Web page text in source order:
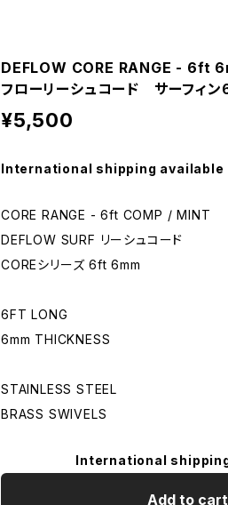
DEFLOW CORE RANGE - 6ft
フローリーシュコード サーフィン
¥5,500
International shipping available
CORE RANGE - 6ft COMP / MINT
DEFLOW SURF リーシュコード
COREシリーズ 6ft 6mm
6FT LONG
6mm THICKNESS
STAINLESS STEEL
BRASS SWIVELS
International
Add to cart